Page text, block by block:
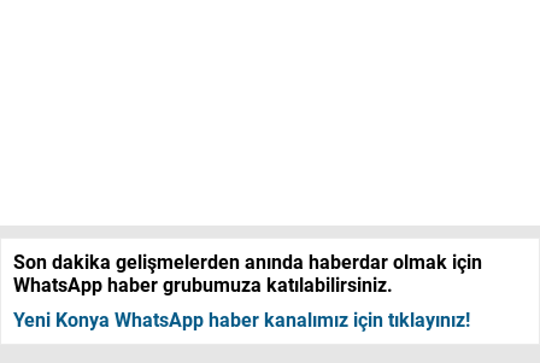
Son dakika gelişmelerden anında haberdar olmak için
WhatsApp haber grubumuza katılabilirsiniz.
Yeni Konya WhatsApp haber kanalımız için tıklayınız!